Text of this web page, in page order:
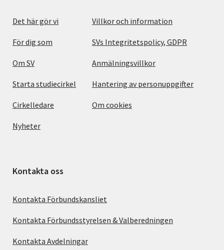
Det här gör vi
För dig som
Om SV
Starta studiecirkel
Cirkelledare
Nyheter
Villkor och information
SVs Integritetspolicy, GDPR
Anmälningsvillkor
Hantering av personuppgifter
Om cookies
Kontakta oss
Kontakta Förbundskansliet
Kontakta Förbundsstyrelsen & Valberedningen
Kontakta Avdelningar